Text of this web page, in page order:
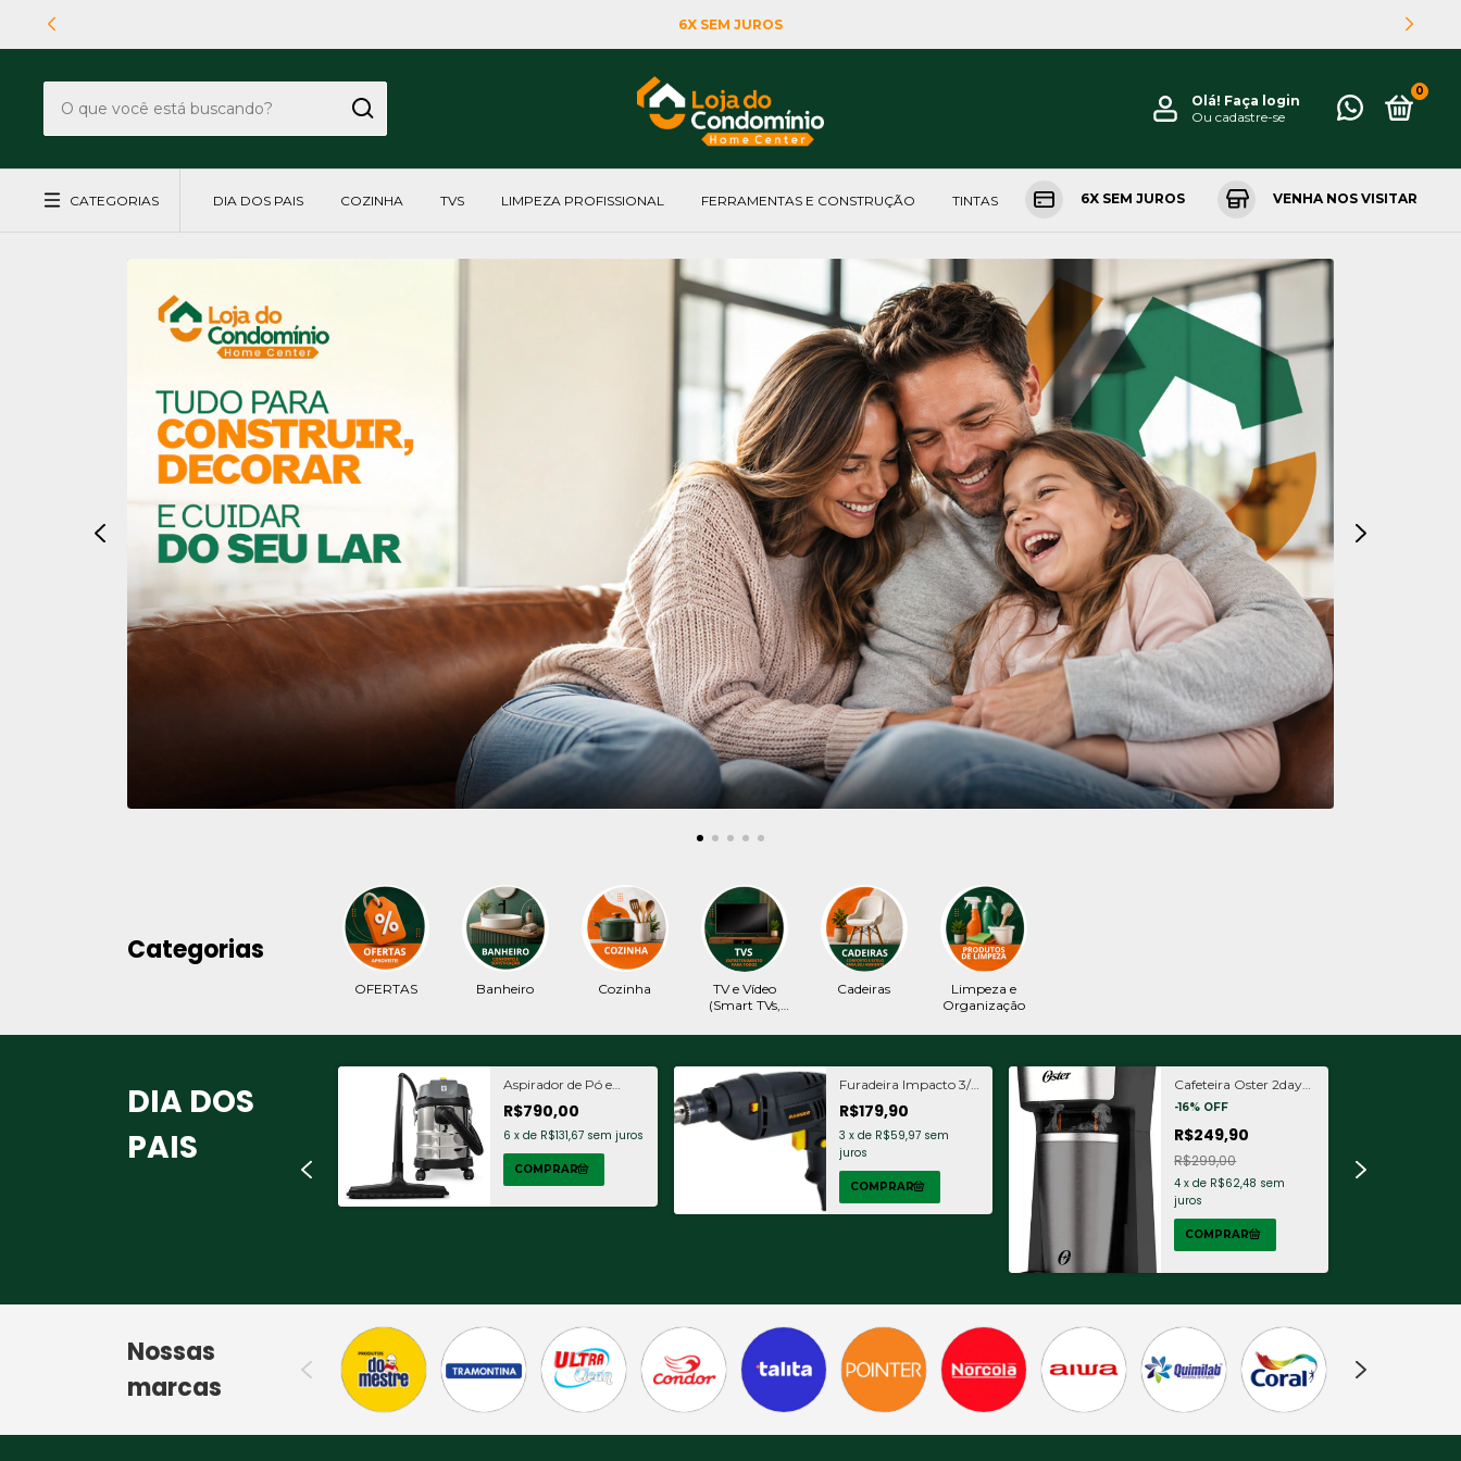
6X SEM JUROS
Olá! Faça login
Ou cadastre-se
0
CATEGORIAS DIA DOS PAIS COZINHA TVS LIMPEZA PROFISSIONAL FERRAMENTAS E CONSTRUÇÃO TINTAS 6X SEM JUROS VENHA NOS VISITAR
COMPRAR
Categorias
OFERTAS Banheiro Cozinha
TV e Vídeo
(Smart TVs,
Cadeiras
Limpeza e
Organização
DIA DOS
PAIS
20KG DO MESTRE
R$14,90
Aspirador de Pó e
Kärcher NT 2000
1400W 170 mbar
Tanque Inox de 20
Litros 220v
R$790,00
6 x de R$131,67 sem juros
Furadeira Impacto 3/8
R$179,90
3 x de R$59,97 sem
juros
Cafeteira Oster 2day
Inox 2 Em 1 Com
Copo Térmico
-16% OFF
R$249,90
R$299,00
4 xde R$62,48 sem
juros
Nossas
marcas